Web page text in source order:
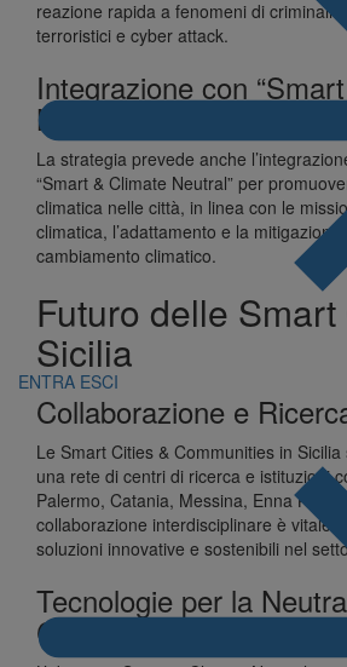
ENTRA ESCI
reazione rapida a fenomeni di
terroristici e cyber attack.
Integrazione con
Neutral”
La strategia prevede anche
“Smart & Climate Neutral” per
climatica nelle città, in linea con le
climatica, l’adattamento e la
cambiamento climatico.
Futuro delle
Sicilia
Collaborazione e
Le Smart Cities & Communities in
una rete di centri di ricerca e istituzioni
Palermo, Catania, Messina, Enna Kore
collaborazione interdisciplinare è vitale
soluzioni innovative e sostenibili nel
Tecnologie per la
Climatica